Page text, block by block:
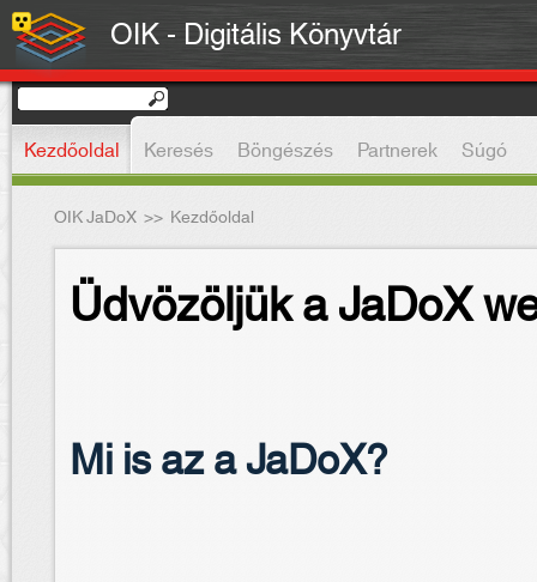
OIK - Digitális Könyvtár
Kezdőoldal Keresés Böngészés Partnerek Súgó
OIK JaDoX >> Kezdőoldal
Üdvözöljük a JaDoX
Mi is az a JaDoX?